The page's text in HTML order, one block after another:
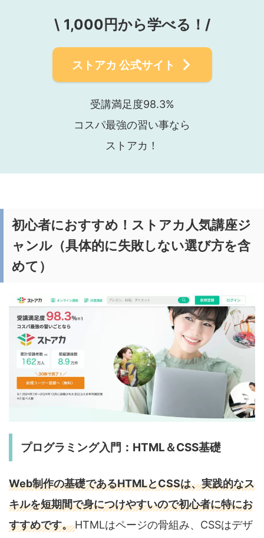
\ 1,000円から学べる！/
ストアカ 公式サイト
受講満足度98.3%
コスパ最強の習い事なら
ストアカ！
初心者におすすめ！ストアカ人気講座ジ
ャンル（具体的に失敗しない選び方を含
めて）
プログラミング入門：HTML＆CSS基礎
Web制作の基礎であるHTMLとCSSは、実践的なス
キルを短期間で身につけやすいので初心者に特にお
すすめです。HTMLはページの骨組み、CSSはデザ